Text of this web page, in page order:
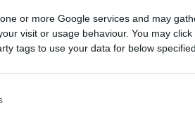
or more Google services and may
visit or usage behaviour. You may
tags to use your data for below
τρεις φορές με το
σε ένα 24ωρο. Σε κάθε
υγρό προς το
τραυματισμός.
καθώς, όπως